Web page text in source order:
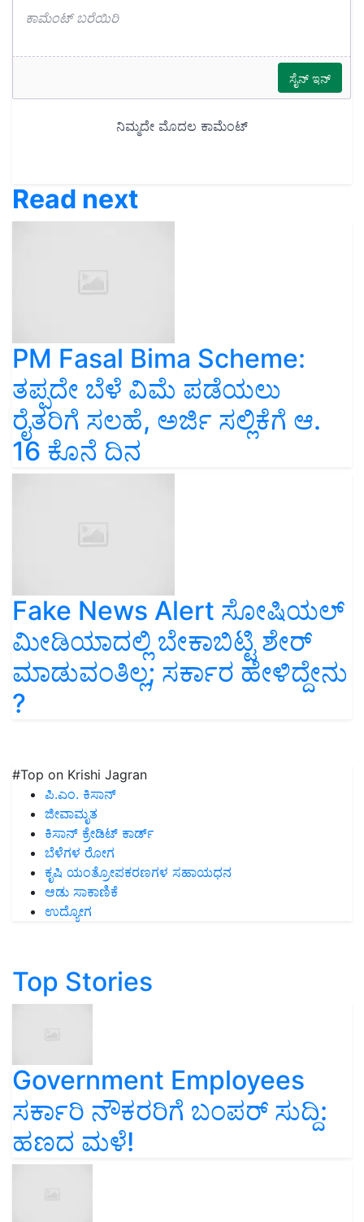
Read next
PM Fasal Bima Scheme:
ತಪ್ಪದೇ ಬೆಳೆ ವಿಮೆ ಪಡೆಯಲು
ರೈತರಿಗೆ ಸಲಹೆ, ಅರ್ಜಿ ಸಲ್ಲಿಕೆಗೆ ಆ.
16 ಕೊನೆ ದಿನ
Fake News Alert ಸೋಷಿಯಲ್‌
ಮೀಡಿಯಾದಲ್ಲಿ ಬೇಕಾಬಿಟ್ಟಿ ಶೇರ್‌
ಮಾಡುವಂತಿಲ್ಲ; ಸರ್ಕಾರ ಹೇಳಿದ್ದೇನು
?
#Top on Krishi Jagran
ಪಿ.ಎಂ. ಕಿಸಾನ್
ಜೀವಾಮೃತ
ಕಿಸಾನ್ ಕ್ರೇಡಿಟ್ ಕಾರ್ಡ್
ಬೆಳೆಗಳ ರೋಗ
ಕೃಷಿ ಯಂತ್ರೋಪಕರಣಗಳ ಸಹಾಯಧನ
ಆಡು ಸಾಕಾಣಿಕೆ
ಉದ್ಯೋಗ
Top Stories
Government Employees
ಸರ್ಕಾರಿ ನೌಕರರಿಗೆ ಬಂಪರ್‌ ಸುದ್ದಿ:
ಹಣದ ಮಳೆ!